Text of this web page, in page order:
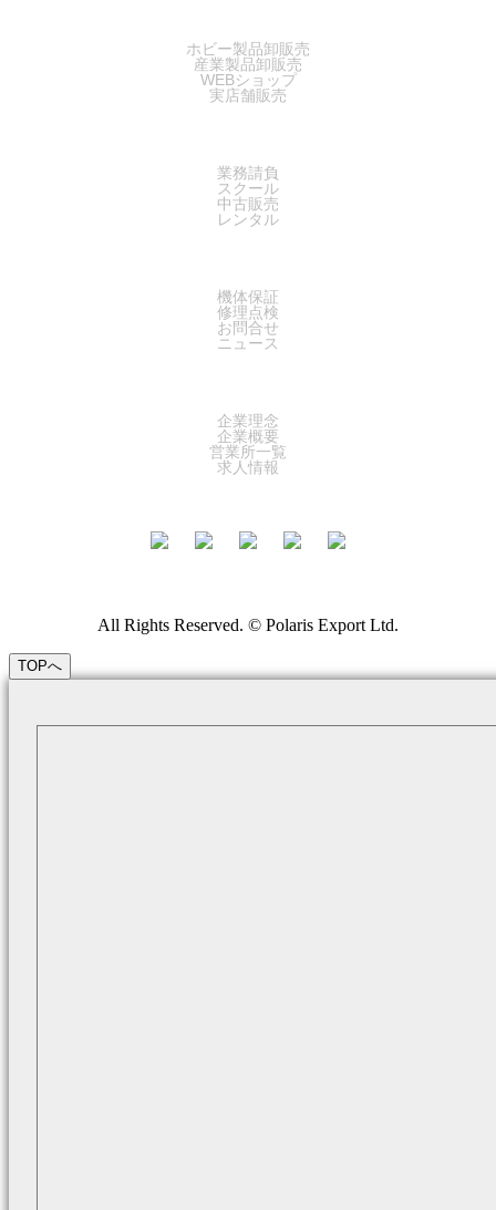
ホビー製品卸販売
産業製品卸販売
WEBショップ
実店舗販売
業務請負
スクール
中古販売
レンタル
機体保証
修理点検
お問合せ
ニュース
企業理念
企業概要
営業所一覧
求人情報
All Rights Reserved. © Polaris Export Ltd.
TOPへ